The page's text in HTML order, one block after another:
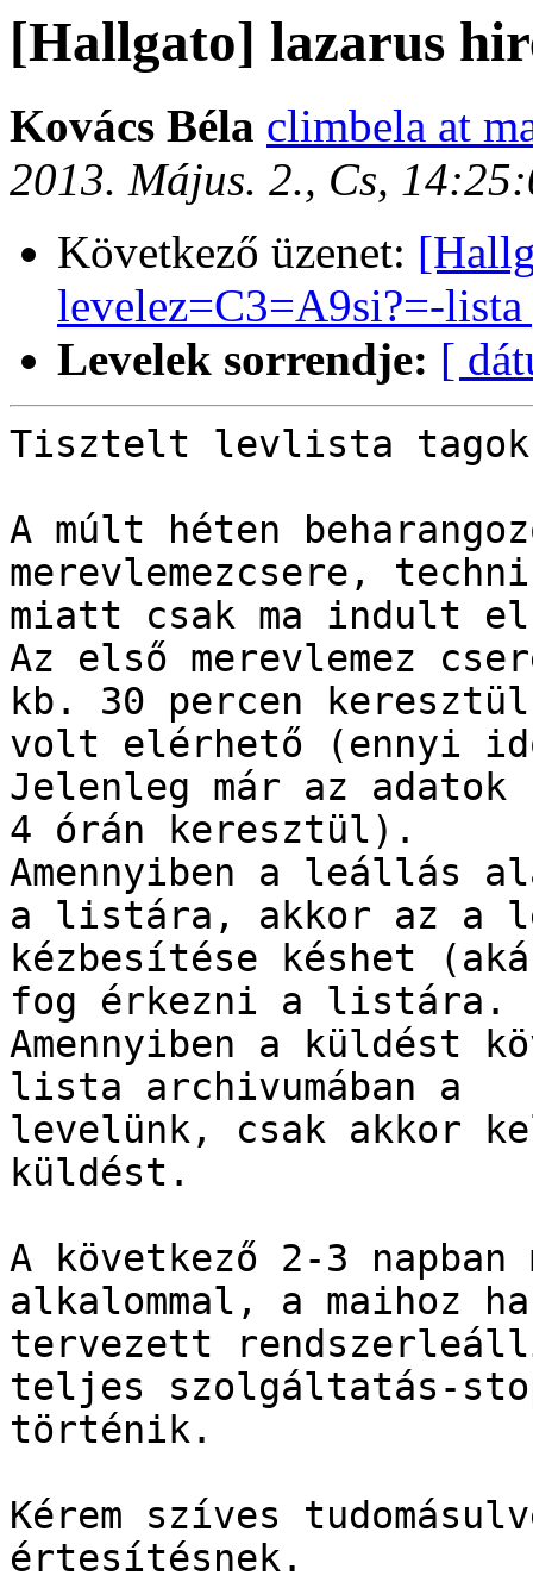
[Hallgato] lazarus
Kovács Béla climbela at
2013. Május. 2., Cs,
Következő üzenet:
levelez=C3=A9si?=-
Levelek sorrendje: [
Tisztelt levlista
A múlt héten
merevlemezcsere,
miatt csak ma indult
Az első merevlemez
kb. 30 percen keresztül
volt elérhető (ennyi
Jelenleg már az
4 órán keresztül).
Amennyiben a
a listára, akkor az a
kézbesítése késhet
fog érkezni a listára.
Amennyiben a küldést
lista archivumában a
levelünk, csak akkor
küldést.
A következő 2-3
alkalommal, a maihoz
tervezett
teljes szolgáltatás-
történik.
Kérem szíves
értesítésnek.